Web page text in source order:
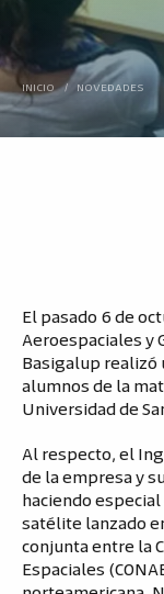
INICIO / NOVEDADES
El pasado 6 de
Aeroespaciales y
Basigalup realizó
alumnos de la
Universidad de
Al respecto, el
de la empresa y
haciendo
satélite lanzado
conjunta entre la
Espaciales